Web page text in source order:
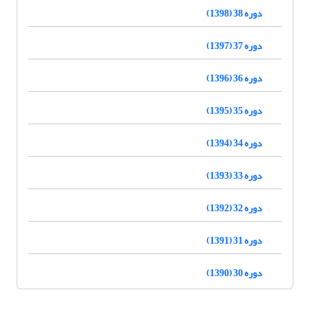
دوره 38 (1398)
دوره 37 (1397)
دوره 36 (1396)
دوره 35 (1395)
دوره 34 (1394)
دوره 33 (1393)
دوره 32 (1392)
دوره 31 (1391)
دوره 30 (1390)